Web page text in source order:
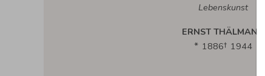
Lebenskunst
ERNST THÄLMANN
1886
1944